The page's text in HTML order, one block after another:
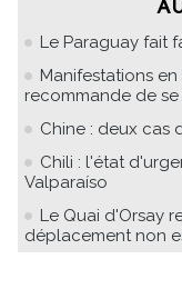
Le Paraguay fait
Manifestations
recommande de
Chine : deux cas
Chili : l'état
Valparaíso
Le Quai d'Orsay
déplacement non